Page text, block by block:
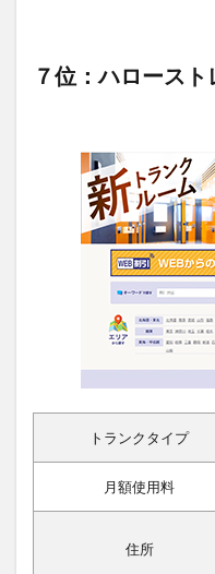
７位：ハロース
トランクタイプ
月額使用料
住所